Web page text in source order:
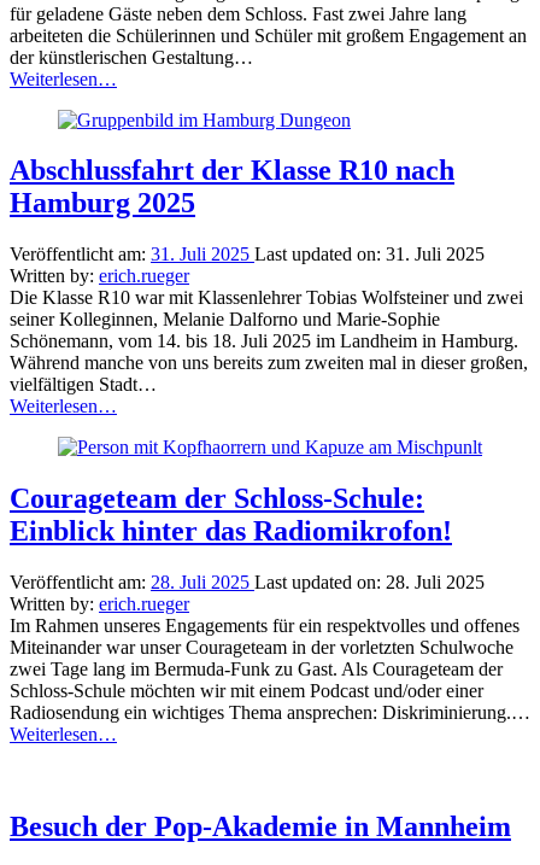
für geladene Gäste neben dem Schloss. Fast zwei Jahre lang
arbeiteten die Schülerinnen und Schüler mit großem Engagement an
der künstlerischen Gestaltung…
Weiterlesen
Ausstellung
…
Abschlussfahrt der Klasse R10 nach
Hamburg 2025
Veröffentlicht am: 31. Juli 2025 Last updated on: 31. Juli 2025
Written by: erich.rueger
Die Klasse R10 war mit Klassenlehrer Tobias Wolfsteiner und zwei
seiner Kolleginnen, Melanie Dalforno und Marie-Sophie
Schönemann, vom 14. bis 18. Juli 2025 im Landheim in Hamburg.
Während manche von uns bereits zum zweiten mal in dieser großen,
vielfältigen Stadt…
Weiterlesen
Klasse
nach
Hamburg
2025”
…
Courageteam der Schloss-Schule:
Einblick hinter das Radiomikrofon!
Veröffentlicht am: 28. Juli 2025 Last updated on: 28. Juli 2025
Written by: erich.rueger
Im Rahmen unseres Engagements für ein respektvolles und offenes
Miteinander war unser Courageteam in der vorletzten Schulwoche
zwei Tage lang im Bermuda-Funk zu Gast. Als Courageteam der
Schloss-Schule möchten wir mit einem Podcast und/oder einer
Radiosendung ein wichtiges Thema ansprechen: Diskriminierung.…
Weiterlesen
Einblick
hinter
…
Besuch der Pop-Akademie in Mannheim